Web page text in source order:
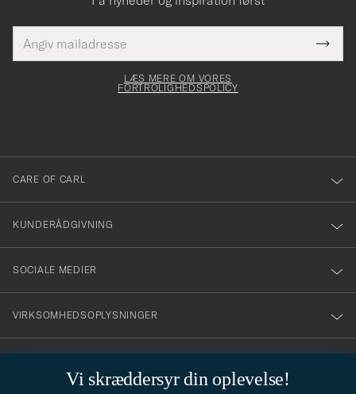
Vi skræddersyr din oplevelse!
mailadresse
skal
Tack
för
dig
till
vårt
nyhetsbrev!
LÆS MERE OM VORES
FORTROLIGHEDSPOLICY
CARE OF CARL
KUNDERÅDGIVNING
SOCIALE MEDIER
VIRKSOMHEDSOPLYSNINGER